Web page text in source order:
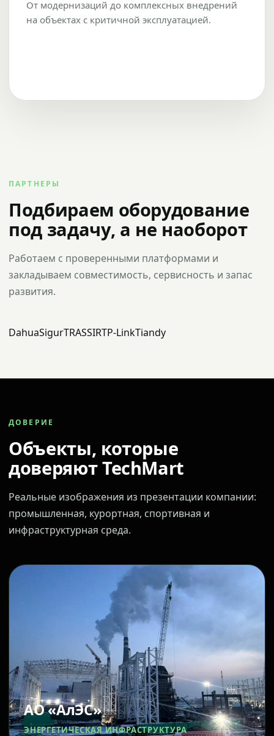
От модернизаций до комплексных внедрений
на объектах с критичной эксплуатацией.
ПАРТНЕРЫ
Подбираем оборудование
под задачу, а не наоборот
Работаем с проверенными платформами и
закладываем совместимость, сервисность и запас
развития.
DahuaSigurTRASSIRTP-LinkTiandy
ДОВЕРИЕ
Объекты, которые
доверяют TechMart
Реальные изображения из презентации компании:
промышленная, курортная, спортивная и
инфраструктурная среда.
АО «АлЭС»
ЭНЕРГЕТИЧЕСКАЯ ИНФРАСТРУКТУРА